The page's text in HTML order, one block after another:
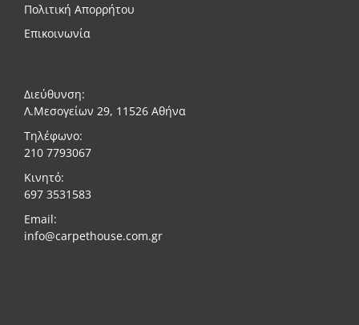
Πολιτική Απορρήτου
Επικοινωνία
Διεύθυνση:
Λ.Μεσογείων 29, 11526 Αθήνα
Τηλέφωνο:
210 7793067
Κινητό:
697 3531583
Email:
info@carpethouse.com.gr